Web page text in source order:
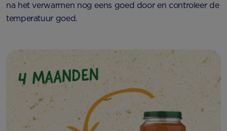
na het verwarmen nog eens goed door en controleer de
temperatuur goed.